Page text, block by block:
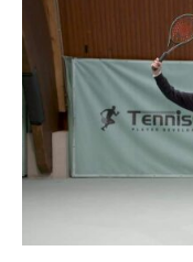
Aufschlagbewegung